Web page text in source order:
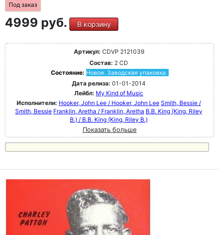
Под заказ
4999 руб. В корзину
Артикул: CDVP 2121039
Состав: 2 CD
Состояние: Новое. Заводская упаковка.
Дата релиза: 01-01-2014
Лейбл: My Kind of Music
Исполнители: Hooker, John Lee / Hooker, John Lee Smith, Bessie /
Smith, Bessie Franklin, Aretha / Franklin, Aretha B.B. King (King, Riley
B.) / B.B. King (King, Riley B.)
Показать больше